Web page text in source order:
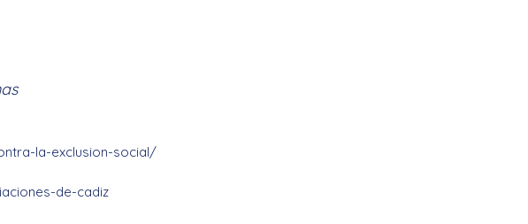
la-exclusion-social/
de-cadiz